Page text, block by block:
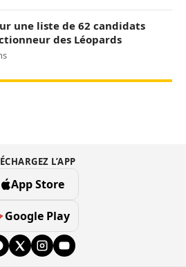
une liste de 62 candidats
des Léopards
L’APP
App Store
Google Play